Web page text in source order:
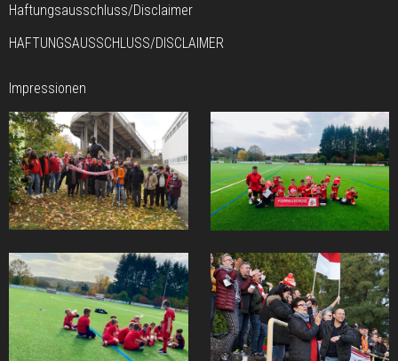
Haftungsausschluss/Disclaimer
HAFTUNGSAUSSCHLUSS/DISCLAIMER
Impressionen